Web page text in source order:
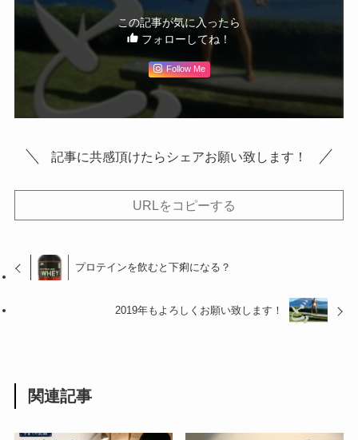
この記事が気に入ったら
フォローしてね！
Follow Me
記事に共感頂けたらシェアお願い致します！
URLをコピーする
プロテインを飲むと下痢になる？
2019年もよろしくお願い致します！
関連記事